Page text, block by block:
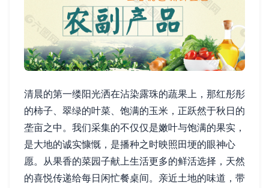
清晨的第一缕阳光洒在沾染露珠的蔬果上，那红彤彤
的柿子、翠绿的叶菜、饱满的玉米，正跃然于秋日的
垄亩之中。我们采集的不仅仅是嫩叶与饱满的果实，
是大地的诚实慷慨，是播种之时映照田埂的眼神心
愿。从果香的菜园子献上生活更多的鲜活选择，天然
的喜悦传递给每日闲忙餐桌间。亲近土地的味道，带